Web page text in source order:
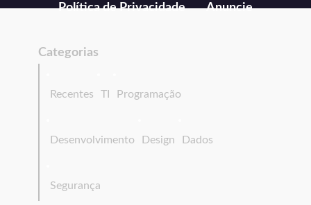
Política de Privacidade Anuncie
Categorias
Recentes TI Programação
Desenvolvimento Design Dados
Segurança